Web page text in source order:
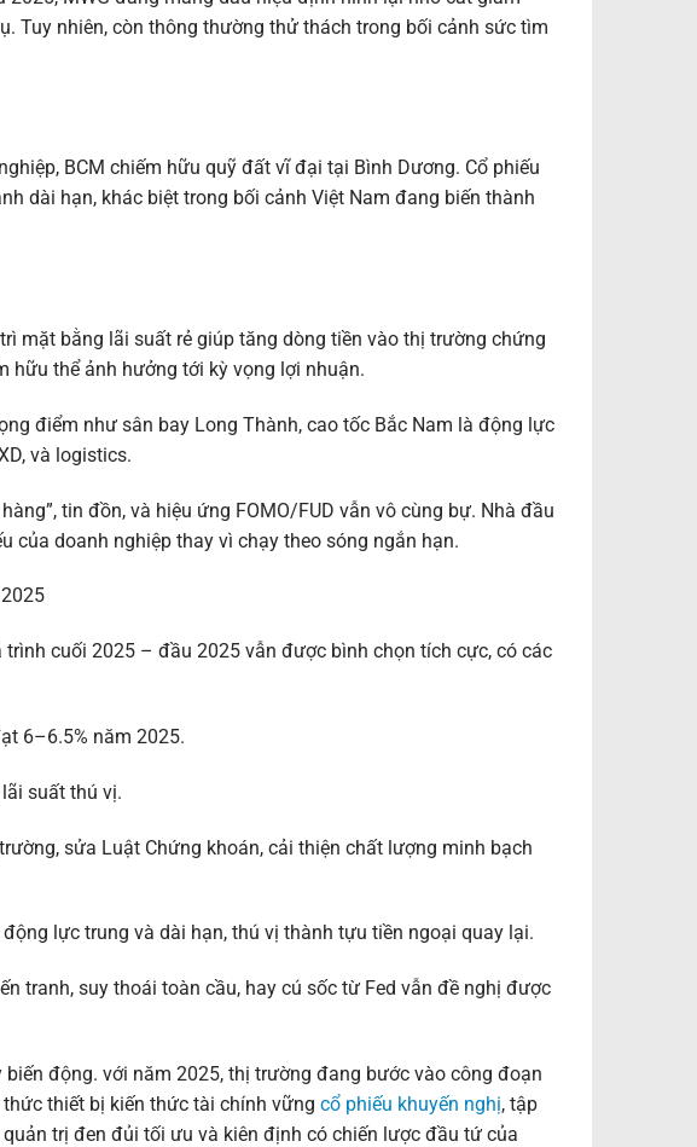
Tuy nhiên, còn thông thường thử thách trong bối cảnh sức tìm
BCM chiếm hữu quỹ đất vĩ đại tại Bình Dương. Cổ phiếu
dài hạn, khác biệt trong bối cảnh Việt Nam đang biến thành
mặt bằng lãi suất rẻ giúp tăng dòng tiền vào thị trường chứng
hữu thể ảnh hưởng tới kỳ vọng lợi nhuận.
điểm như sân bay Long Thành, cao tốc Bắc Nam là động lực
và logistics.
tin đồn, và hiệu ứng FOMO/FUD vẫn vô cùng bự. Nhà đầu
của doanh nghiệp thay vì chạy theo sóng ngắn hạn.
cuối 2025 – đầu 2025 vẫn được bình chọn tích cực, có các
6–6.5% năm 2025.
suất thú vị.
sửa Luật Chứng khoán, cải thiện chất lượng minh bạch
lực trung và dài hạn, thú vị thành tựu tiền ngoại quay lại.
tranh, suy thoái toàn cầu, hay cú sốc từ Fed vẫn đề nghị được
động. với năm 2025, thị trường đang bước vào công đoạn
thiết bị kiến thức tài chính vững cổ phiếu khuyến nghị, tập
trị đen đủi tối ưu và kiên định có chiến lược đầu tứ của